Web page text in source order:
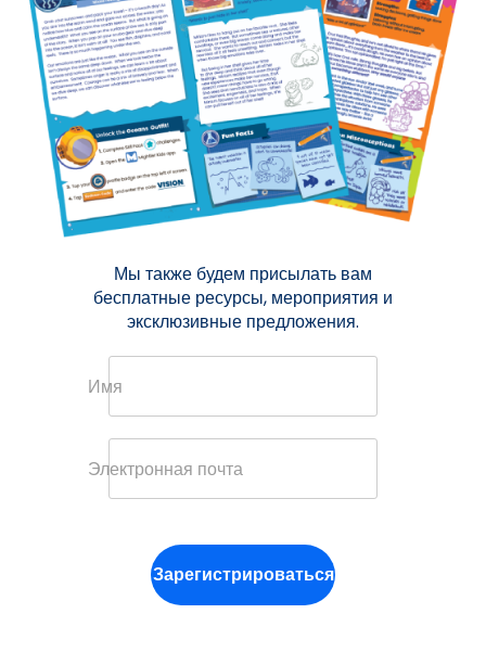
Мы также будем присылать вам
бесплатные ресурсы, мероприятия и
эксклюзивные предложения.
Имя
Электронная почта
Зарегистрироваться